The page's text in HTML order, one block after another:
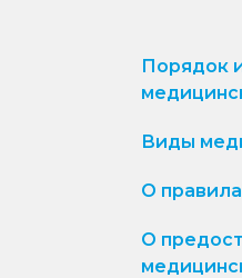
Порядок
Виды
О
О